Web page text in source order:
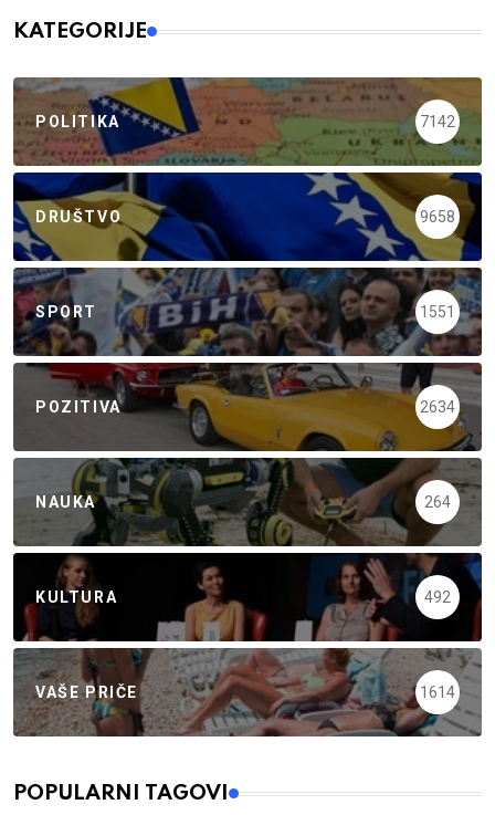
KATEGORIJE
POLITIKA 7142
DRUŠTVO 9658
SPORT 1551
POZITIVA 2634
NAUKA 264
KULTURA 492
VAŠE PRIČE 1614
POPULARNI TAGOVI